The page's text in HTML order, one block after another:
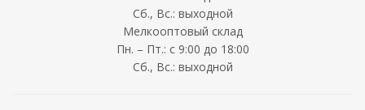
Сб., Вс.: выходной
Мелкооптовый склад
Пн. – Пт.: с 9:00 до 18:00
Сб., Вс.: выходной